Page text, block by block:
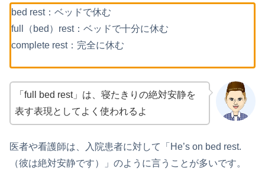
bed rest：ベッドで休む
full（bed）rest：ベッドで十分に休む
complete rest：完全に休む
「full bed rest」は、寝たきりの絶対安静を
表す表現としてよく使われるよ
医者や看護師は、入院患者に対して「He’s on bed rest.
（彼は絶対安静です）」のように言うことが多いです。